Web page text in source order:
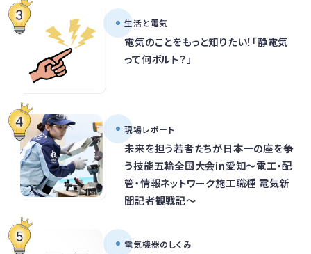
生活と電気
電気のことをもっと知りたい！「静電気
って何ボルト？」
現場レポート
未来を担う若者たちが日本一の座を争
う技能五輪全国大会in愛知～電工・配
管・情報ネットワーク施工職種 電気新
聞記者観戦記～
電気機器のしくみ